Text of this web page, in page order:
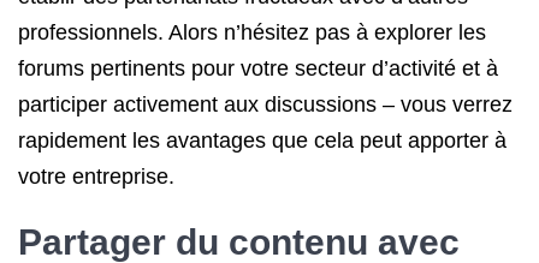
professionnels. Alors n’hésitez pas à explorer les
forums pertinents pour votre secteur d’activité et à
participer activement aux discussions – vous verrez
rapidement les avantages que cela peut apporter à
votre entreprise.
Partager du contenu avec